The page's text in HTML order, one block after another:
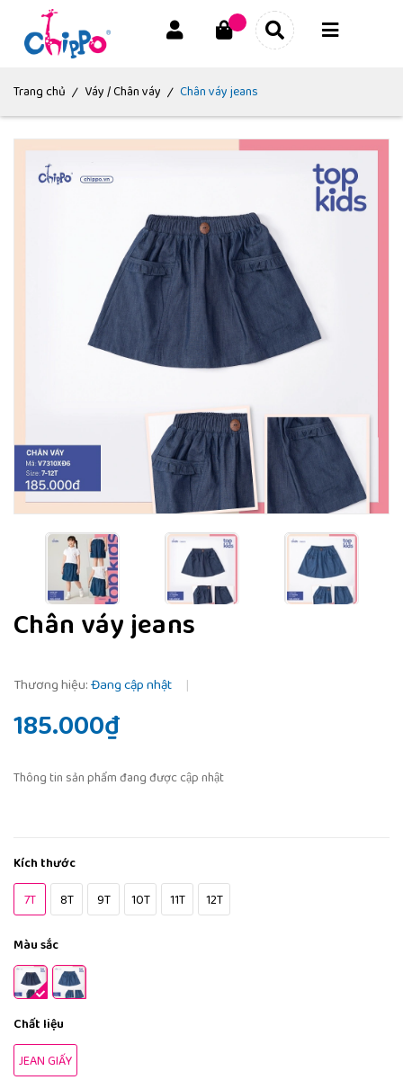
Trang chủ | Váy / Chân váy | Chân váy jeans
Chân váy jeans
Thương hiệu:Đang cập nhật |
185.000₫
Thông tin sản phẩm đang được cập nhật
Kích thước
7T
8T 9T 10T 11T 12T
Màu sắc
Chất liệu
JEAN GIẤY